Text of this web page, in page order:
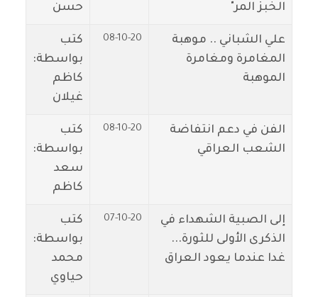
الخبز المر"
حسن
علي الشباني .. موهبة
المغامرة ومغامرة
الموهبة
08-10-20
كتب
بواسطة:
كاظم
غيلان
الفن في دعم انتفاضة
الشعب العراقي
08-10-20
كتب
بواسطة:
سعد
كاظم
إلى الصبية الشهداء في
الذكرى الأولى للثورة...
غدا عندما يعود العراق
07-10-20
كتب
بواسطة:
محمد
حياوي